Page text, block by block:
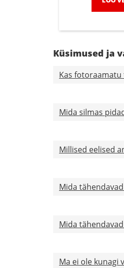
Küsimused ja
Kas
Mida silmas
Millised eelised
Mida
Mida
Ma ei ole kunagi